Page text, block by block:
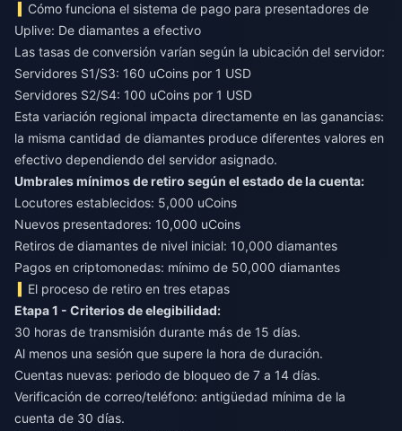
Cómo funciona el sistema de pago para presentadores de
Uplive: De diamantes a efectivo
Las tasas de conversión varían según la ubicación del servidor:
Servidores S1/S3: 160 uCoins por 1 USD
Servidores S2/S4: 100 uCoins por 1 USD
Esta variación regional impacta directamente en las ganancias:
la misma cantidad de diamantes produce diferentes valores en
efectivo dependiendo del servidor asignado.
Umbrales mínimos de retiro según el estado de la cuenta:
Locutores establecidos: 5,000 uCoins
Nuevos presentadores: 10,000 uCoins
Retiros de diamantes de nivel inicial: 10,000 diamantes
Pagos en criptomonedas: mínimo de 50,000 diamantes
El proceso de retiro en tres etapas
Etapa 1 - Criterios de elegibilidad:
30 horas de transmisión durante más de 15 días.
Al menos una sesión que supere la hora de duración.
Cuentas nuevas: periodo de bloqueo de 7 a 14 días.
Verificación de correo/teléfono: antigüedad mínima de la
cuenta de 30 días.